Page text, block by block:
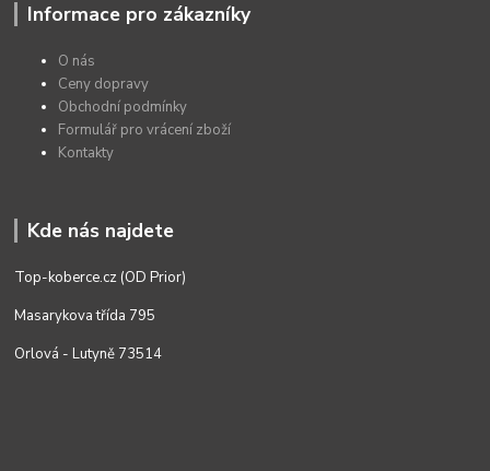
Informace pro zákazníky
O nás
Ceny dopravy
Obchodní podmínky
Formulář pro vrácení zboží
Kontakty
Kde nás najdete
Top-koberce.cz (OD Prior)
Masarykova třída 795
Orlová - Lutyně 73514